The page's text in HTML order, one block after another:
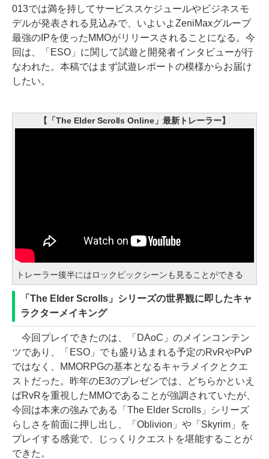
013では満を持してサービススケジュールやビジネスモ
デルが発表される見込みで、いよいよZeniMaxグループ
最強のIPを使ったMMOがリリースされることになる。今
回は、「ESO」に関して試遊と開発者インタビューが行
なわれた。本稿ではまず試遊レポートの模様からお届け
したい。
【「The Elder Scrolls Online」最新トレーラー】
トレーラー後半にはロックピックシーンも見ることができる
「The Elder Scrolls」シリーズの世界観に即したキャ
ラクターメイキング
今回プレイできたのは、「DAoC」のメインコンテン
ツであり、「ESO」でも盛り込まれる予定のRvRやPvP
ではなく、MMORPGの基本となるキャラメイクとクエ
ストだった。昨年のE3のプレゼンでは、どちらかといえ
ばRvRを重視したMMOであることが強調されていたが、
今回は本来の強みである「The Elder Scrolls」シリーズ
らしさを前面に押し出し、「Oblivion」や「Skyrim」を
プレイする感覚で、じっくりクエストを堪能することが
できた。